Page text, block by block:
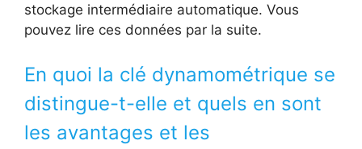
stockage intermédiaire automatique. Vous
pouvez lire ces données par la suite.
En quoi la clé dynamométrique se
distingue-t-elle et quels en sont
les avantages et les